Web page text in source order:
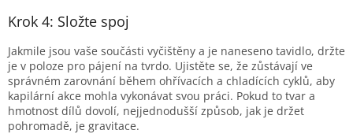
Krok 4: Složte spoj
Jakmile jsou vaše součásti vyčištěny a je naneseno tavidlo, držte
je v poloze pro pájení na tvrdo. Ujistěte se, že zůstávají ve
správném zarovnání během ohřívacích a chladících cyklů, aby
kapilární akce mohla vykonávat svou práci. Pokud to tvar a
hmotnost dílů dovolí, nejjednodušší způsob, jak je držet
pohromadě, je gravitace.